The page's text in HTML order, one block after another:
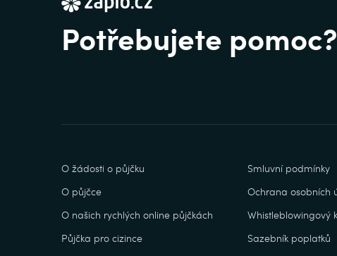
Potřebujete pomoc?
O žádosti o půjčku
O půjčce
O našich rychlých online půjčkách
Půjčka pro cizince
Smluvní podmínky
Ochrana osobních
Whistleblowingový
Sazebník poplatků